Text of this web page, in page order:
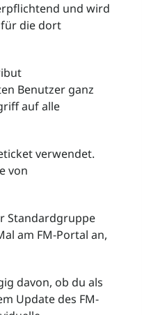
und wird
für die dort
Benutzer ganz
auf alle
verwendet.
von
Standardgruppe
am FM-Portal an,
davon, ob du als
Update des FM-